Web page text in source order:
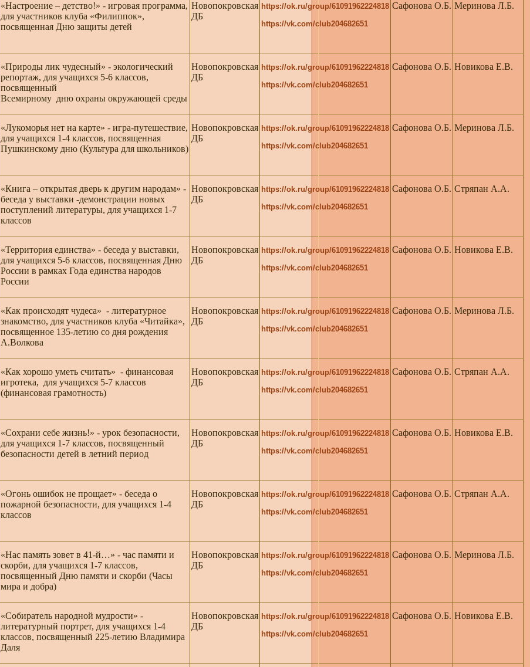
«Настроение – детство!» - игровая программа,
для участников клуба «Филиппок»,
посвященная Дню защиты детей
Новопокровская
ДБ
https://ok.ru/group/61091962224818
https://vk.com/club204682651
Сафонова О.Б. Меринова Л.Б.
«Природы лик чудесный» - экологический
репортаж, для учащихся 5-6 классов,
посвященный
Всемирному дню охраны окружающей среды
Новопокровская
ДБ
https://ok.ru/group/61091962224818
https://vk.com/club204682651
Сафонова О.Б. Новикова Е.В.
«Лукоморья нет на карте» - игра-путешествие,
для учащихся 1-4 классов, посвященная
Пушкинскому дню (Культура для школьников)
Новопокровская
ДБ
https://ok.ru/group/61091962224818
https://vk.com/club204682651
Сафонова О.Б. Меринова Л.Б.
«Книга – открытая дверь к другим народам» -
беседа у выставки -демонстрации новых
поступлений литературы, для учащихся 1-7
классов
Новопокровская
ДБ
https://ok.ru/group/61091962224818
https://vk.com/club204682651
Сафонова О.Б. Стряпан А.А.
«Территория единства» - беседа у выставки,
для учащихся 5-6 классов, посвященная Дню
России в рамках Года единства народов
России
Новопокровская
ДБ
https://ok.ru/group/61091962224818
https://vk.com/club204682651
Сафонова О.Б. Новикова Е.В.
«Как происходят чудеса» - литературное
знакомство, для участников клуба «Читайка»,
посвященное 135-летию со дня рождения
А.Волкова
Новопокровская
ДБ
https://ok.ru/group/61091962224818
https://vk.com/club204682651
Сафонова О.Б. Меринова Л.Б.
«Как хорошо уметь считать» - финансовая
игротека, для учащихся 5-7 классов
(финансовая грамотность)
Новопокровская
ДБ
https://ok.ru/group/61091962224818
https://vk.com/club204682651
Сафонова О.Б. Стряпан А.А.
«Сохрани себе жизнь!» - урок безопасности,
для учащихся 1-7 классов, посвященный
безопасности детей в летний период
Новопокровская
ДБ
https://ok.ru/group/61091962224818
https://vk.com/club204682651
Сафонова О.Б. Новикова Е.В.
«Огонь ошибок не прощает» - беседа о
пожарной безопасности, для учащихся 1-4
классов
Новопокровская
ДБ
https://ok.ru/group/61091962224818
https://vk.com/club204682651
Сафонова О.Б. Стряпан А.А.
«Нас память зовет в 41-й…» - час памяти и
скорби, для учащихся 1-7 классов,
посвященный Дню памяти и скорби (Часы
мира и добра)
Новопокровская
ДБ
https://ok.ru/group/61091962224818
https://vk.com/club204682651
Сафонова О.Б. Меринова Л.Б.
«Собиратель народной мудрости» -
литературный портрет, для учащихся 1-4
классов, посвященный 225-летию Владимира
Даля
Новопокровская
ДБ
https://ok.ru/group/61091962224818
https://vk.com/club204682651
Сафонова О.Б. Новикова Е.В.